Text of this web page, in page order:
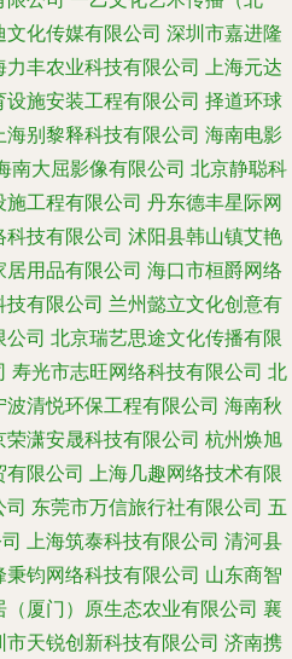
文化传媒有限公司 深圳市嘉进隆
力丰农业科技有限公司 上海元达
设施安装工程有限公司 择道环球
海别黎释科技有限公司 海南电影
南大屈影像有限公司 北京静聪科
工程有限公司 丹东德丰星际网
技有限公司 沭阳县韩山镇艾艳
用品有限公司 海口市桓爵网络
技有限公司 兰州懿立文化创意有
公司 北京瑞艺思途文化传播有限
寿光市志旺网络科技有限公司 北
波清悦环保工程有限公司 海南秋
荣潇安晟科技有限公司 杭州焕旭
有限公司 上海几趣网络技术有限
司 东莞市万信旅行社有限公司 五
上海筑泰科技有限公司 清河县
秉钧网络科技有限公司 山东商智
（厦门）原生态农业有限公司 襄
市天锐创新科技有限公司 济南携